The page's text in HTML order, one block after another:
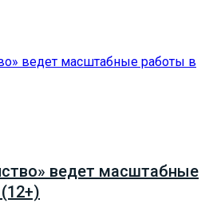
ведет масштабные